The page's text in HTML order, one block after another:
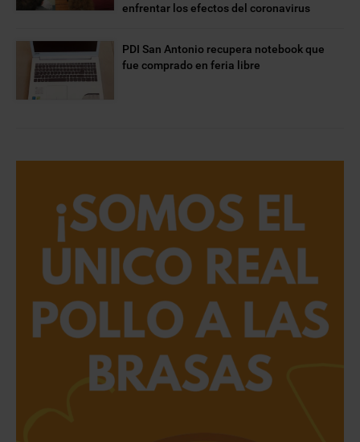
enfrentar los efectos del coronavirus
PDI San Antonio recupera notebook que
fue comprado en feria libre